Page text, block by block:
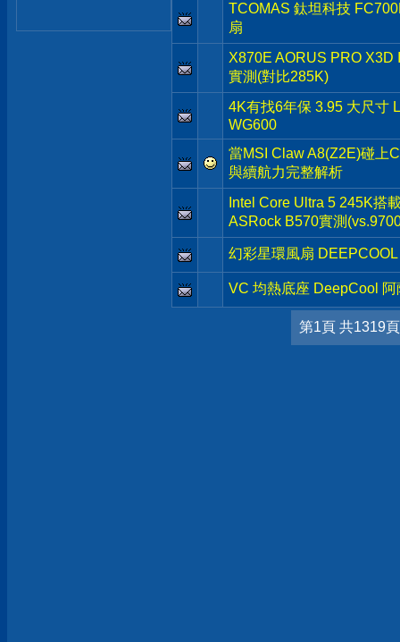
TCOMAS 鈦坦科技
扇
X870E AORUS PRO
實測(對比285K)
4K有找6年保 3.95 大尺寸
WG600
當MSI Claw A8(Z2E)碰上
與續航力完整解析
Intel Core Ultra 5 245K搭
ASRock B570實測
幻彩星環風扇
VC 均熱底座 DeepCool
第1頁 共1319頁